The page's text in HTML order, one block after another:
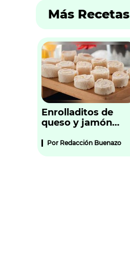
Más Recetas
Enrolladitos de
queso y jamón
Por Redacción Buenazo